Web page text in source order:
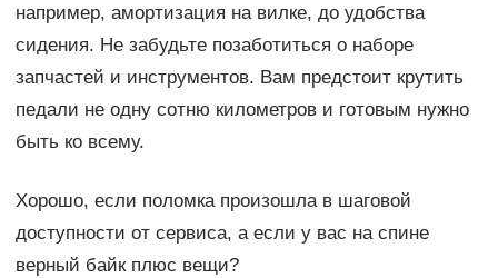
например, амортизация на вилке, до удобства
сидения. Не забудьте позаботиться о наборе
запчастей и инструментов. Вам предстоит крутить
педали не одну сотню километров и готовым нужно
быть ко всему.
Хорошо, если поломка произошла в шаговой
доступности от сервиса, а если у вас на спине
верный байк плюс вещи?